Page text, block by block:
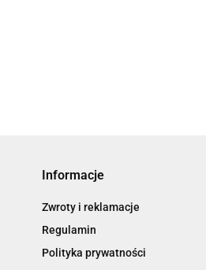
Informacje
Zwroty i reklamacje
Regulamin
Polityka prywatności